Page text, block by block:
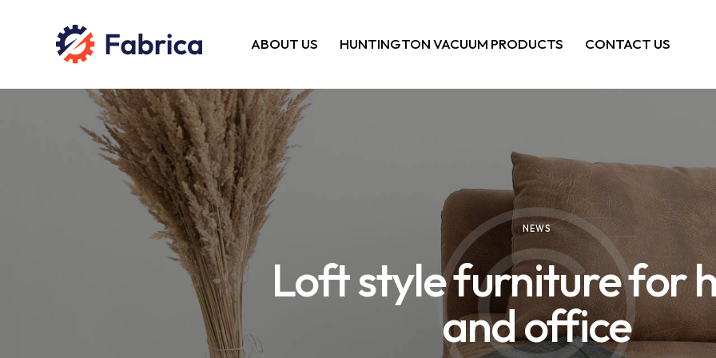
ABOUT US HUNTINGTON VACUUM PRODUCTS CONTACT US
NEWS
Loft style furniture for
and office